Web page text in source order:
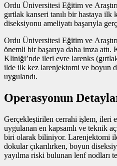
Ordu Üniversitesi Eğitim ve
gırtlak kanseri tanılı bir hastaya
diseksiyonu ameliyatı başarıyla
Ordu Üniversitesi Eğitim ve
önemli bir başarıya daha imza
Kliniği’nde ileri evre larenks
ilde ilk kez larenjektomi ve boyun
uygulandı.
Operasyonun
Gerçekleştirilen cerrahi işlem, ileri
uygulanan en kapsamlı ve teknik
biri olarak biliniyor. Larenjektomi
dokular çıkarılırken, boyun
yayılma riski bulunan lenf nodları